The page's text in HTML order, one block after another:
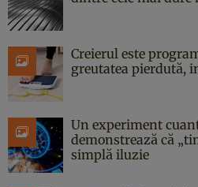
Creierul este
greutatea pierdută,
Un experiment
demonstrează că
simplă iluzie